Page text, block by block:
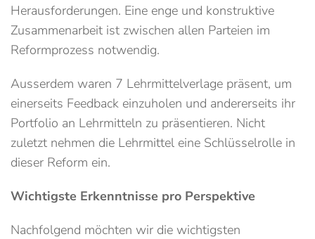
Herausforderungen. Eine enge und konstruktive
Zusammenarbeit ist zwischen allen Parteien im
Reformprozess notwendig.
Ausserdem waren 7 Lehrmittelverlage präsent, um
einerseits Feedback einzuholen und andererseits ihr
Portfolio an Lehrmitteln zu präsentieren. Nicht
zuletzt nehmen die Lehrmittel eine Schlüsselrolle in
dieser Reform ein.
Wichtigste Erkenntnisse pro Perspektive
Nachfolgend möchten wir die wichtigsten